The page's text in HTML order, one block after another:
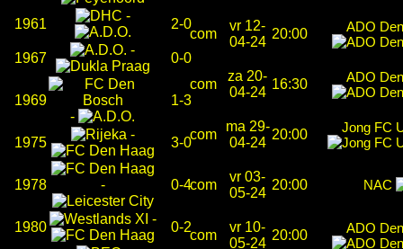
1961
-
2-0
1967
-
0-0
1969
-
1-3
1975
-
3-0
1978 - 0-4
1980
-
0-2
com
vr 12-
04-24
20:00 ADO
com
za 20-
04-24
16:30 ADO
com
ma 29-
04-24
20:00 Jong FC
com
vr 03-
05-24
20:00 NAC
com
vr 10-
05-24
20:00 ADO